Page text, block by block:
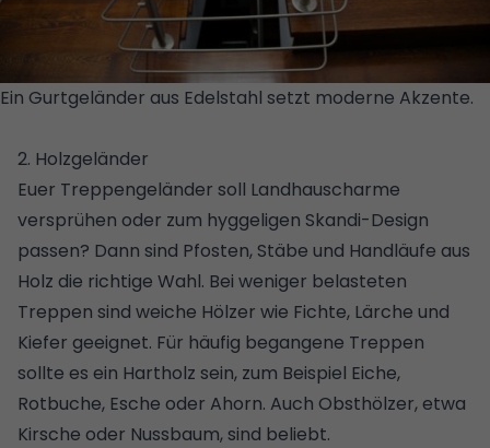
Ein Gurtgeländer aus Edelstahl setzt moderne Akzente.
2. Holzgeländer
Euer Treppengeländer soll Landhauscharme
versprühen oder zum hyggeligen Skandi-Design
passen? Dann sind Pfosten, Stäbe und Handläufe aus
Holz die richtige Wahl. Bei weniger belasteten
Treppen sind weiche Hölzer wie Fichte, Lärche und
Kiefer geeignet. Für häufig begangene Treppen
sollte es ein Hartholz sein, zum Beispiel Eiche,
Rotbuche, Esche oder Ahorn. Auch Obsthölzer, etwa
Kirsche oder Nussbaum, sind beliebt.